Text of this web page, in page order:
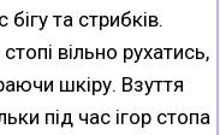
та стрибків.
вільно рухатись,
шкіру. Взуття
під час ігор стопа